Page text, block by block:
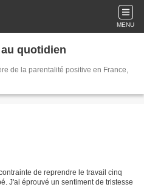
MENU
quotidien
de la parentalité positive en France,
de reprendre le travail cinq
J'ai éprouvé un sentiment de tristesse